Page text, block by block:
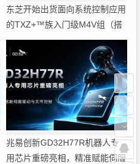
东芝开始出货面向系统控制应用
的TXZ+™族入门级M4V组（搭
载Arm Cortex‑M4内核的标准微
控制器）工程样品
兆易创新GD32H77R机器人专
用芯片重磅亮相，精准赋能伺服